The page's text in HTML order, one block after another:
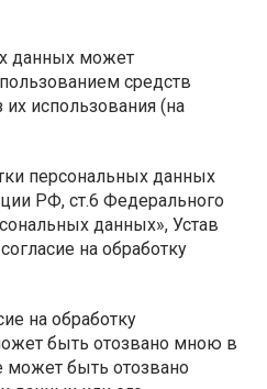
данных может
средств
их использования (на
персональных данных
РФ, ст.6 Федерального
данных», Устав
на обработку
на обработку
быть отозвано мною в
быть отозвано